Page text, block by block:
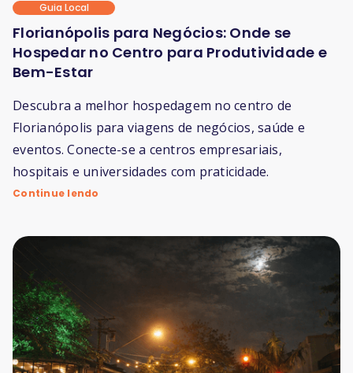
Guia Local
Florianópolis para Negócios: Onde se
Hospedar no Centro para Produtividade e
Bem-Estar
Descubra a melhor hospedagem no centro de
Florianópolis para viagens de negócios, saúde e
eventos. Conecte-se a centros empresariais,
hospitais e universidades com praticidade.
Continue lendo